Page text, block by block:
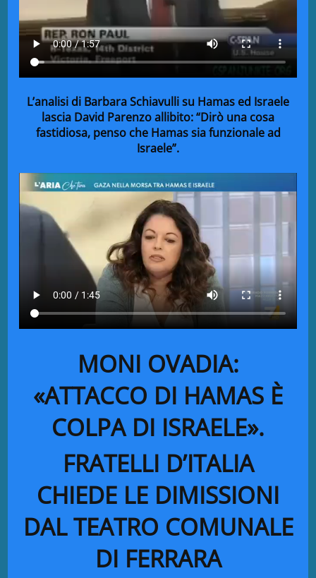
L’analisi di Barbara Schiavulli su Hamas ed Israele
lascia David Parenzo allibito: “Dirò una cosa
fastidiosa, penso che Hamas sia funzionale ad
Israele”.
MONI OVADIA:
«ATTACCO DI HAMAS È
COLPA DI ISRAELE».
FRATELLI D’ITALIA
CHIEDE LE DIMISSIONI
DAL TEATRO COMUNALE
DI FERRARA